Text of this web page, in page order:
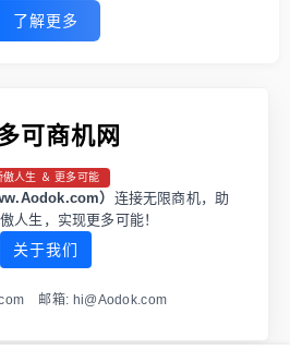
了解更多
可商机网
傲人生 ＆ 更多可能
） 连接无限商机，助
人生，实现更多可能！
关于我们
邮箱: hi@Aodok.com